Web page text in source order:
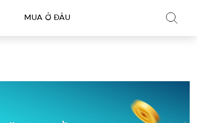
MUA Ở ĐÂU